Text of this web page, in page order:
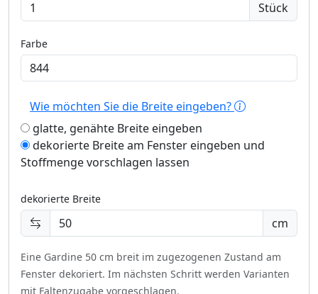
Stück
Farbe
Wie möchten Sie die Breite eingeben?
glatte, genähte Breite eingeben
dekorierte Breite am Fenster eingeben und
Stoffmenge vorschlagen lassen
dekorierte Breite
cm
Eine Gardine 50 cm breit im zugezogenen Zustand am
Fenster dekoriert. Im nächsten Schritt werden Varianten
mit Faltenzugabe vorgeschlagen.